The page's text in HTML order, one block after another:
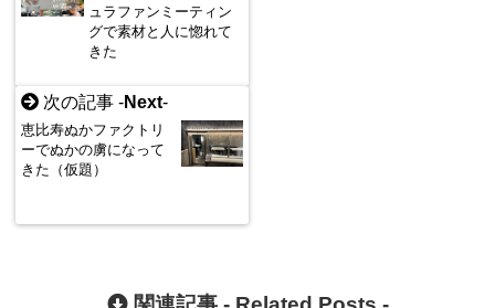
ュラファンミーティン
グで素材と人に惚れて
きた
次の記事 -Next-
恵比寿ぬかファクトリ
ーでぬかの虜になって
きた（仮題）